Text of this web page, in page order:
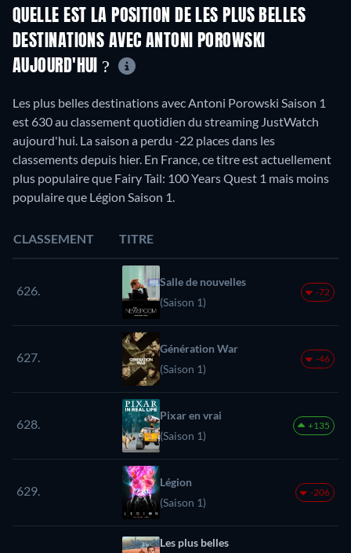
QUELLE EST LA POSITION DE LES PLUS BELLES
DESTINATIONS AVEC ANTONI POROWSKI
AUJOURD'HUI ?
Les plus belles destinations avec Antoni Porowski Saison 1
est 630 au classement quotidien du streaming JustWatch
aujourd'hui. La saison a perdu -22 places dans les
classements depuis hier. En France, ce titre est actuellement
plus populaire que Fairy Tail: 100 Years Quest 1 mais moins
populaire que Légion Saison 1.
CLASSEMENT TITRE
626.
Salle de nouvelles
(Saison 1)
-72
627.
Génération War
(Saison 1)
-46
628.
Pixar en vrai
(Saison 1)
+135
629.
Légion
(Saison 1)
-206
Les plus belles